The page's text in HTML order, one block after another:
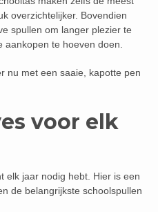
overzichtelijker. Bovendien
spullen om langer plezier te
aankopen te hoeven doen.
nu met een saaie, kapotte pen
voor elk
elk jaar nodig hebt. Hier is een
de belangrijkste schoolspullen